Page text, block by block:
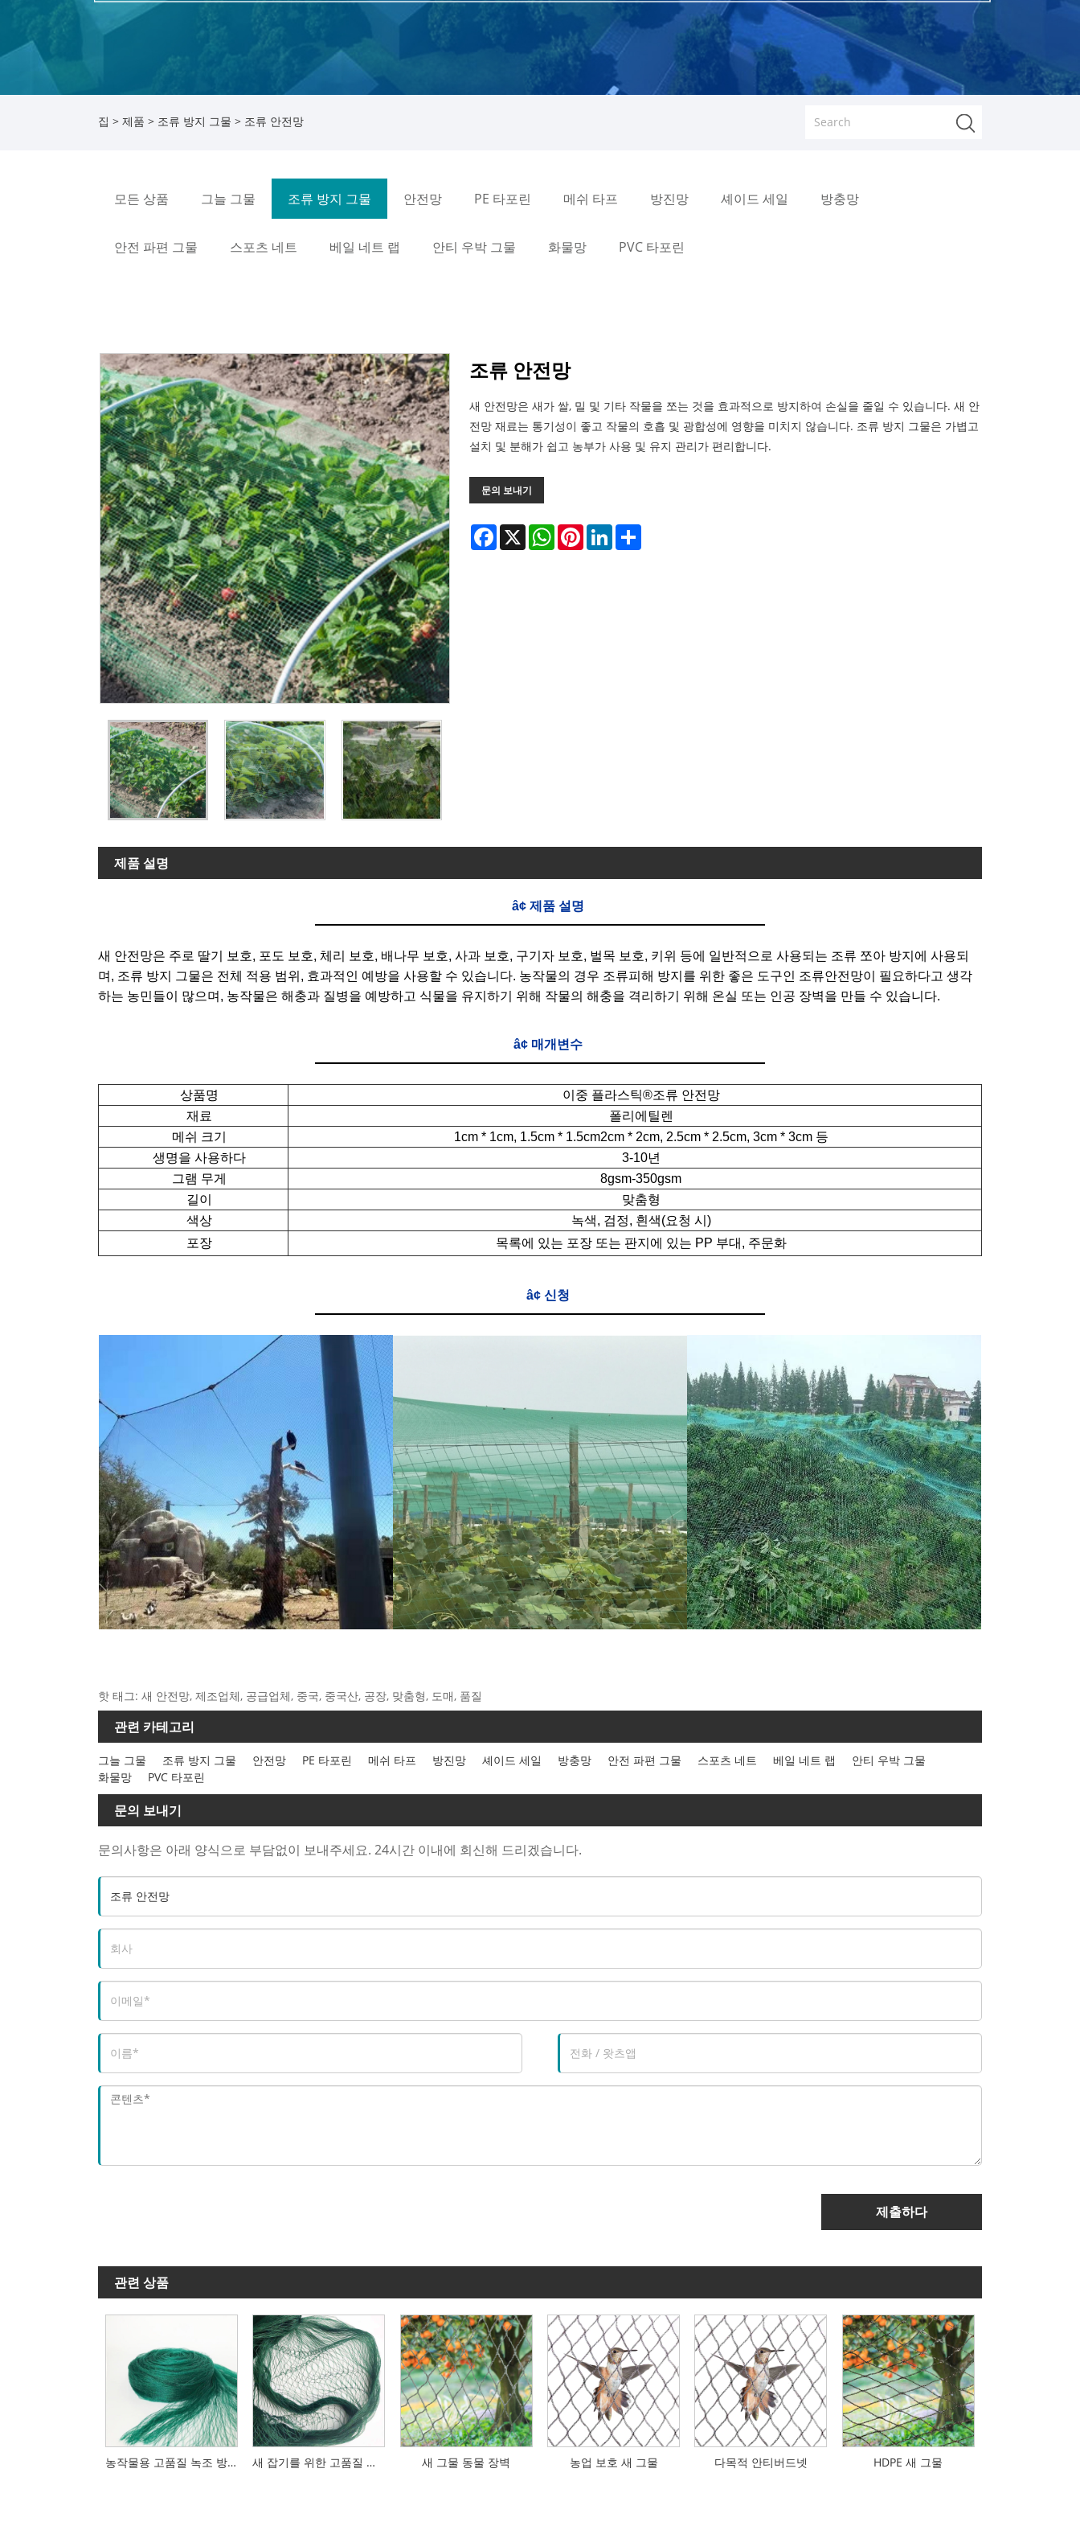
집 > 제품 > 조류 방지 그물 > 조류 안전망
모든 상품 그늘 그물 조류 방지 그물 안전망 PE 타포린 메쉬 타프 방진망 셰이드 세일 방충망
안전 파편 그물 스포츠 네트 베일 네트 랩 안티 우박 그물 화물망 PVC 타포린
조류 안전망
새 안전망은 새가 쌀, 밀 및 기타 작물을 쪼는 것을 효과적으로 방지하여 손실을 줄일 수 있습니다. 새 안
전망 재료는 통기성이 좋고 작물의 호흡 및 광합성에 영향을 미치지 않습니다. 조류 방지 그물은 가볍고
설치 및 분해가 쉽고 농부가 사용 및 유지 관리가 편리합니다.
문의 보내기
Facebook
X WhatsAppPinterestLinkedIn
제품 설명
â¢ 제품 설명
새 안전망은 주로 딸기 보호, 포도 보호, 체리 보호, 배나무 보호, 사과 보호, 구기자 보호, 벌목 보호, 키위 등에 일반적으로 사용되는 조류 쪼아 방지에 사용되
며, 조류 방지 그물은 전체 적용 범위, 효과적인 예방을 사용할 수 있습니다. 농작물의 경우 조류피해 방지를 위한 좋은 도구인 조류안전망이 필요하다고 생각
하는 농민들이 많으며, 농작물은 해충과 질병을 예방하고 식물을 유지하기 위해 작물의 해충을 격리하기 위해 온실 또는 인공 장벽을 만들 수 있습니다.
â¢ 매개변수
상품명 이중 플라스틱®조류 안전망
재료
폴리에틸렌
메쉬 크기
1cm * 1cm, 1.5cm * 1.5cm2cm * 2cm, 2.5cm * 2.5cm, 3cm * 3cm 등
생명을 사용하다
3-10년
그램 무게
8gsm-350gsm
길이
맞춤형
색상
녹색, 검정, 흰색(요청 시)
포장
목록에 있는 포장 또는 판지에 있는 PP 부대, 주문화
â¢ 신청
핫 태그: 새 안전망, 제조업체, 공급업체, 중국, 중국산, 공장, 맞춤형, 도매, 품질
관련 카테고리
그늘 그물 조류 방지 그물 안전망 PE 타포린 메쉬 타프 방진망 셰이드 세일 방충망 안전 파편 그물 스포츠 네트 베일 네트 랩
안티 우박 그물
화물망
PVC 타포린
문의 보내기
문의사항은 아래 양식으로 부담없이 보내주세요. 24시간 이내에 회신해 드리겠습니다.
제출하다
관련 상품
농작물용 고품질 녹조 방지망 새 잡기를 위한 고품질 반대로 새 보호 그물 메시 새 그물 새 그물 동물 장벽 농업 보호 새 그물 다목적 안티버드넷 HDPE 새 그물